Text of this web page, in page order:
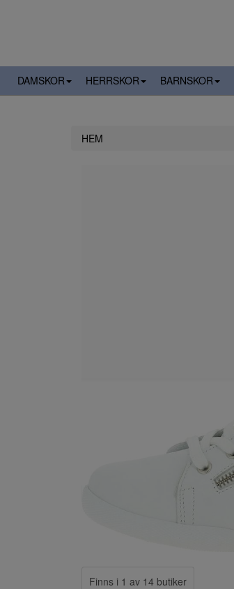
DAMSKOR HERRSKOR BARNSKOR
HEM
Finns i 1 av 14 butiker